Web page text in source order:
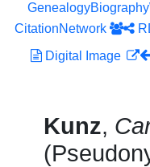
GenealogyBiography
CitationNetwork
Digital Image
Kunz,